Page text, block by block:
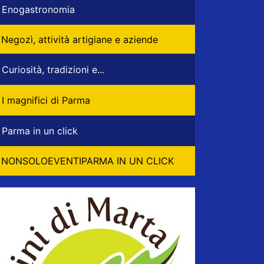
Enogastronomia
Negozì, attività artigiane e aziende
Curiosità, tradizioni e...
I magnifici di Parma
Parma in un click
NONSOLOEVENTIPARMA IN UN CLICK